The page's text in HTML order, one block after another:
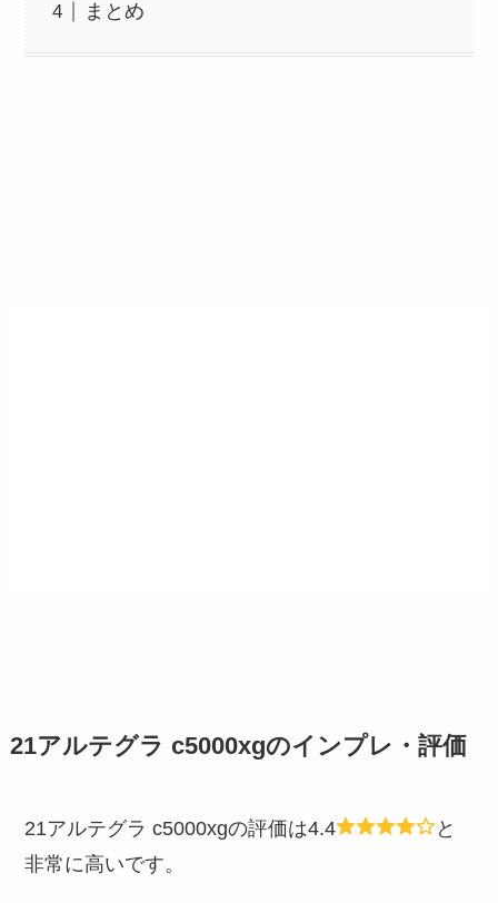
まとめ
21アルテグラ c5000xgのインプレ・評価
21アルテグラ c5000xgの評価は4.4
と
非常に高いです。